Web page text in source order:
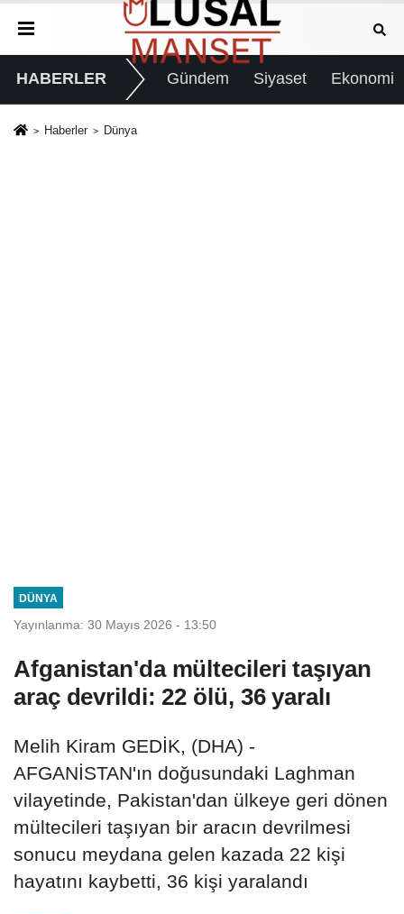
HABERLER Gündem Siyaset Ekonomi
Haberler Dünya
DÜNYA
Yayınlanma: 30 Mayıs 2026 - 13:50
Afganistan'da mültecileri taşıyan
araç devrildi: 22 ölü, 36 yaralı
Melih Kiram GEDİK, (DHA) -
AFGANİSTAN'ın doğusundaki Laghman
vilayetinde, Pakistan'dan ülkeye geri dönen
mültecileri taşıyan bir aracın devrilmesi
sonucu meydana gelen kazada 22 kişi
hayatını kaybetti, 36 kişi yaralandı